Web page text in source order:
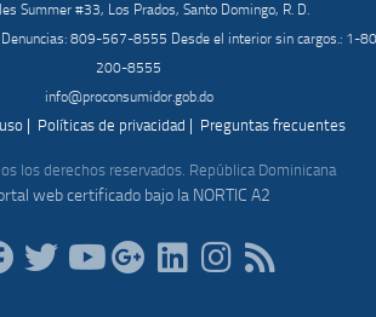
Summer #33, Los Prados, Santo Domingo, R. D.
809-567-8555 Desde el interior sin cargos.: 1-
200-8555
info@proconsumidor.gob.do
| Políticas de privacidad | Preguntas frecuentes
los derechos reservados. República Dominicana
web certificado bajo la NORTIC A2